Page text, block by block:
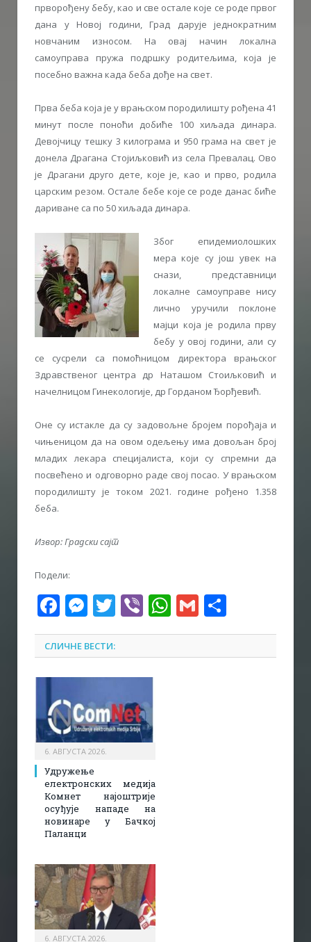
прворођену бебу, као и све остале које се роде првог
дана у Новој години, Град дарује једнократним
новчаним износом. На овај начин локална
самоуправа пружа подршку родитељима, која је
посебно важна када беба дође на свет.
Прва беба која је у врањском породилишту рођена 41
минут после поноћи добиће 100 хиљада динара.
Девојчицу тешку 3 килограма и 950 грама на свет је
донела Драгана Стојиљковић из села Превалац. Ово
је Драгани друго дете, које је, као и прво, родила
царским резом. Остале бебе које се роде данас биће
дариване са по 50 хиљада динара.
Због епидемиолошких
мера које су још увек на
снази, представници
локалне самоуправе нису
лично уручили поклоне
мајци која је родила прву
бебу у овој години, али су
се сусрели са помоћницом директора врањског
Здравственог центра др Наташом Стоиљковић и
начелницом Гинекологије, др Горданом Ђорђевић.
Оне су истакле да су задовољне бројем порођаја и
чињеницом да на овом одељењу има довољан број
младих лекара специјалиста, који су спремни да
посвећено и одговорно раде свој посао. У врањском
породилишту је током 2021. године рођено 1.358
беба.
Извор: Градски сајт
Подели:
Facebook
Messenger
Twitter
ViberWhatsApp
Gmail
СЛИЧНЕ ВЕСТИ:
6. АВГУСТА 2026.
Удружење
електронских медија
Комнет најоштрије
осуђује нападе на
новинаре у Бачкој
Паланци
6. АВГУСТА 2026.